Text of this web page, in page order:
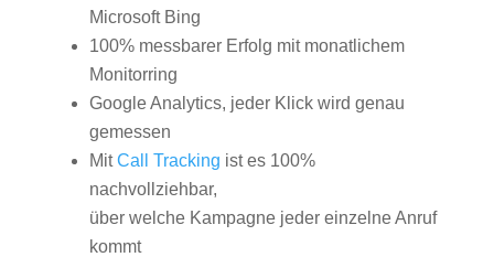
Microsoft Bing
100% messbarer Erfolg mit monatlichem
Monitorring
Google Analytics, jeder Klick wird genau
gemessen
MitCall Tracking ist es 100%
nachvollziehbar,
über welche Kampagne jeder einzelne Anruf
kommt